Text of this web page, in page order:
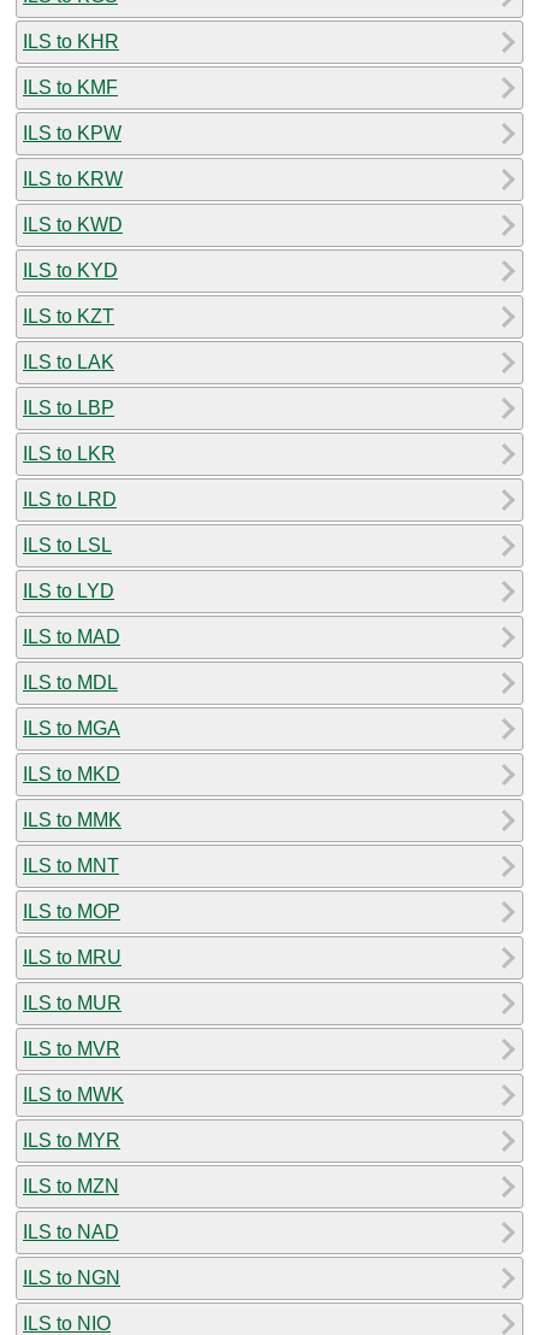
ILS to KHR
ILS to KMF
ILS to KPW
ILS to KRW
ILS to KWD
ILS to KYD
ILS to KZT
ILS to LAK
ILS to LBP
ILS to LKR
ILS to LRD
ILS to LSL
ILS to LYD
ILS to MAD
ILS to MDL
ILS to MGA
ILS to MKD
ILS to MMK
ILS to MNT
ILS to MOP
ILS to MRU
ILS to MUR
ILS to MVR
ILS to MWK
ILS to MYR
ILS to MZN
ILS to NAD
ILS to NGN
ILS to NIO